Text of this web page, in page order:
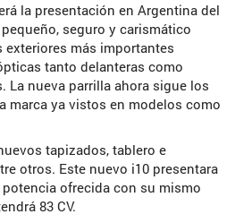
la presentación en Argentina del
seguro y carismático
más importantes
tanto delanteras como
La nueva parrilla ahora sigue los
marca ya vistos en modelos como
tapizados, tablero e
otros. Este nuevo i10 presentara
ofrecida con su mismo
83 CV.